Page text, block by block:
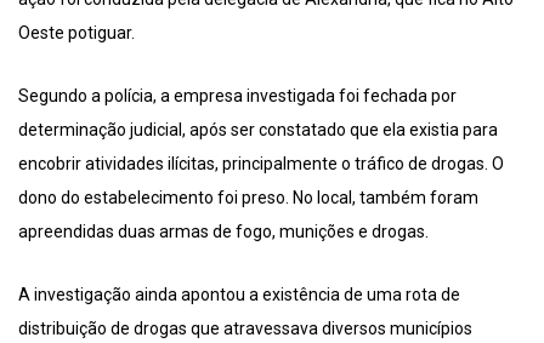
Oeste potiguar.
Segundo a polícia, a empresa investigada foi fechada por
determinação judicial, após ser constatado que ela existia para
encobrir atividades ilícitas, principalmente o tráfico de drogas. O
dono do estabelecimento foi preso. No local, também foram
apreendidas duas armas de fogo, munições e drogas.
A investigação ainda apontou a existência de uma rota de
distribuição de drogas que atravessava diversos municípios